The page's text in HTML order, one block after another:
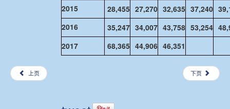
2015
28,455 27,270 32,635 37,240
2016
35,247 34,007 43,758 53,254
2017
68,365 44,906 46,351
上页 下页